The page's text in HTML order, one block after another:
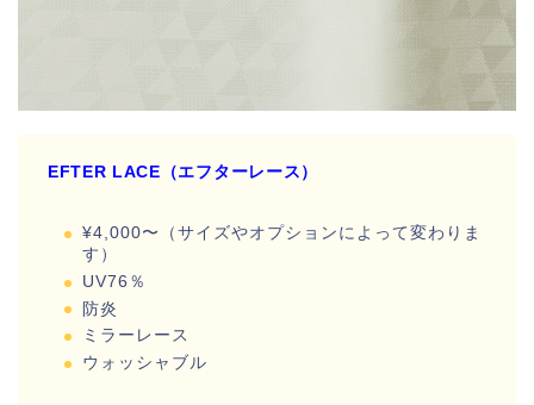
EFTER LACE（エフターレース）
¥4,000〜（サイズやオプションによって変わりま
す）
UV76％
防炎
ミラーレース
ウォッシャブル